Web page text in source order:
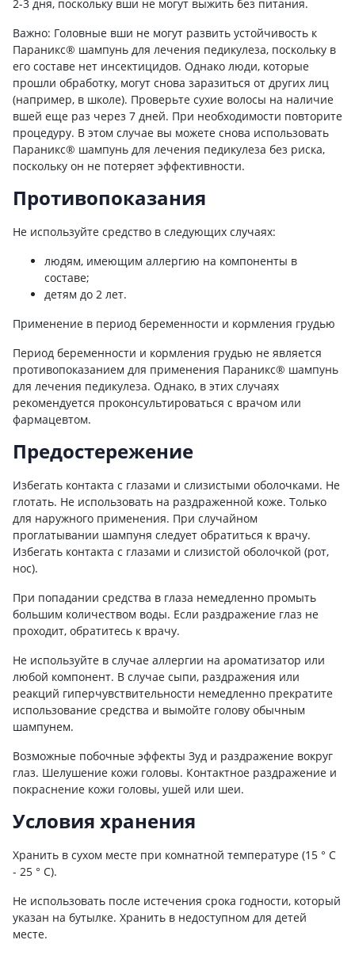
2-3 дня, поскольку вши не могут выжить без питания.
Важно: Головные вши не могут развить устойчивость к
Параникс® шампунь для лечения педикулеза, поскольку в
его составе нет инсектицидов. Однако люди, которые
прошли обработку, могут снова заразиться от других лиц
(например, в школе). Проверьте сухие волосы на наличие
вшей еще раз через 7 дней. При необходимости повторите
процедуру. В этом случае вы можете снова использовать
Параникс® шампунь для лечения педикулеза без риска,
поскольку он не потеряет эффективности.
Противопоказания
Не используйте средство в следующих случаях:
людям, имеющим аллергию на компоненты в
составе;
детям до 2 лет.
Применение в период беременности и кормления грудью
Период беременности и кормления грудью не является
противопоказанием для применения Параникс® шампунь
для лечения педикулеза. Однако, в этих случаях
рекомендуется проконсультироваться с врачом или
фармацевтом.
Предостережение
Избегать контакта с глазами и слизистыми оболочками. Не
глотать. Не использовать на раздраженной коже. Только
для наружного применения. При случайном
проглатывании шампуня следует обратиться к врачу.
Избегать контакта с глазами и слизистой оболочкой (рот,
нос).
При попадании средства в глаза немедленно промыть
большим количеством воды. Если раздражение глаз не
проходит, обратитесь к врачу.
Не используйте в случае аллергии на ароматизатор или
любой компонент. В случае сыпи, раздражения или
реакций гиперчувствительности немедленно прекратите
использование средства и вымойте голову обычным
шампунем.
Возможные побочные эффекты Зуд и раздражение вокруг
глаз. Шелушение кожи головы. Контактное раздражение и
покраснение кожи головы, ушей или шеи.
Условия хранения
Хранить в сухом месте при комнатной температуре (15 ° C
- 25 ° C).
Не использовать после истечения срока годности, который
указан на бутылке. Хранить в недоступном для детей
месте.